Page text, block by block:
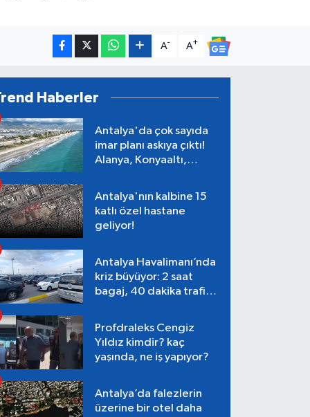
A- A+
Haberler
Antalya'da çok sayıda
imar planı askıya çıktı!
Alanya, Konyaaltı,
Antalya'nın kalbine 15
katlı özel hastane
geliyor!
Antalya Havalimanı’nda
kriz büyüyor: 2 saat
bagaj, 40 dakika trafik,
Profdraleks Cengiz
Yıldız kimdir? kaç
yaşında, ne iş yapıyor?
Antalya’da falezlerin
üzerine bir otel daha